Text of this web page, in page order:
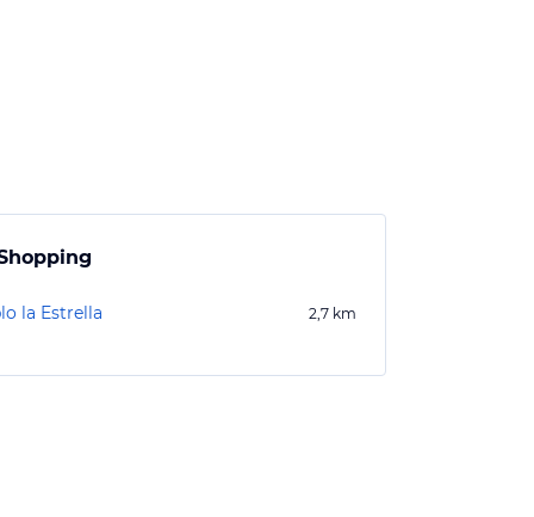
la Estrella 2,7 km